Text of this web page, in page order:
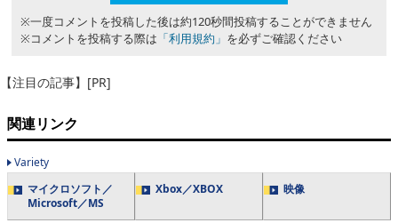
※一度コメントを投稿した後は約120秒間投稿することができません
※コメントを投稿する際は 「利用規約」 を必ずご確認ください
【注目の記事】[PR]
関連リンク
Variety
マイクロソフト／
Microsoft／MS
Xbox／XBOX 映像